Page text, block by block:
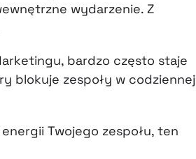
wydarzenie. Z
bardzo często staje
blokuje zespoły w codziennej
Twojego zespołu, ten